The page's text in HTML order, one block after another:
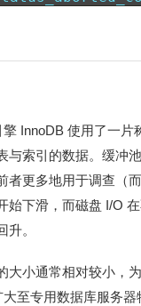
InnoDB 使用了一片
与索引的数据。缓冲
者更多地用于调查（
始下滑，而磁盘 I/O
。
大小通常相对较小，
至专用数据库服务器